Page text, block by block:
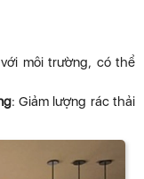
môi trường, có thể
: Giảm lượng rác thải